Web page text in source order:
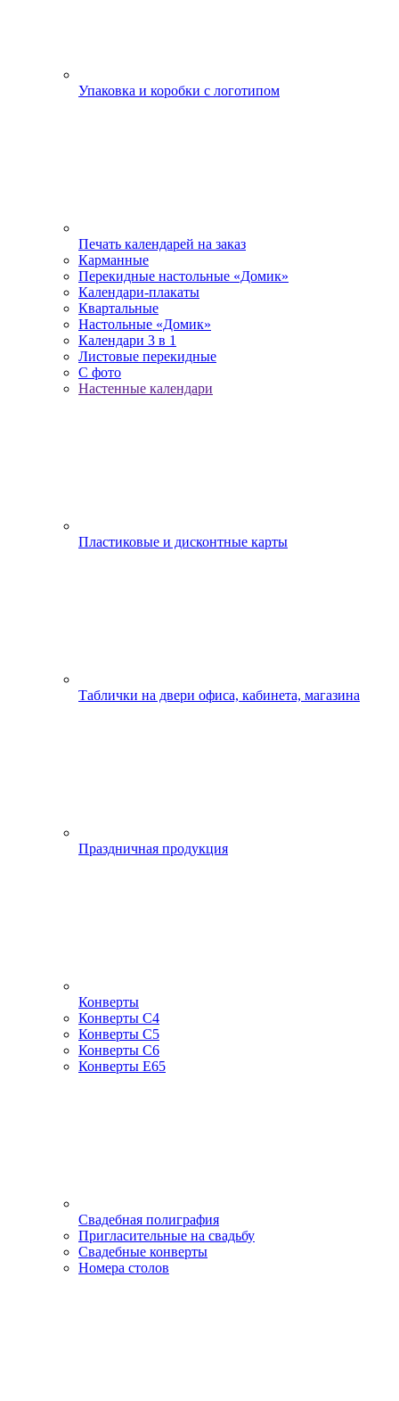
Упаковка и коробки с логотипом
Печать календарей на заказ
Карманные
Перекидные настольные «Домик»
Календари-плакаты
Квартальные
Настольные «Домик»
Календари 3 в 1
Листовые перекидные
С фото
Настенные календари
Пластиковые и дисконтные карты
Таблички на двери офиса, кабинета, магазина
Праздничная продукция
Конверты
Конверты С4
Конверты С5
Конверты С6
Конверты Е65
Свадебная полиграфия
Пригласительные на свадьбу
Свадебные конверты
Номера столов